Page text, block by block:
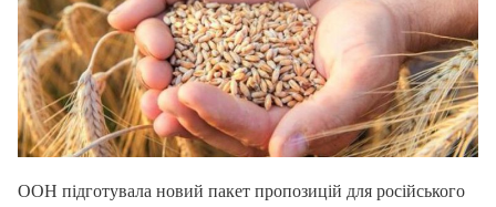
ООН підготувала новий пакет пропозицій для російського